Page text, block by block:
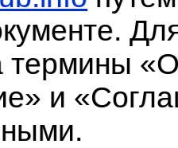
термины
и